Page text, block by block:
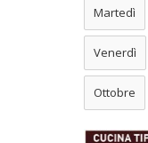
Martedì
Venerdì
Ottobre